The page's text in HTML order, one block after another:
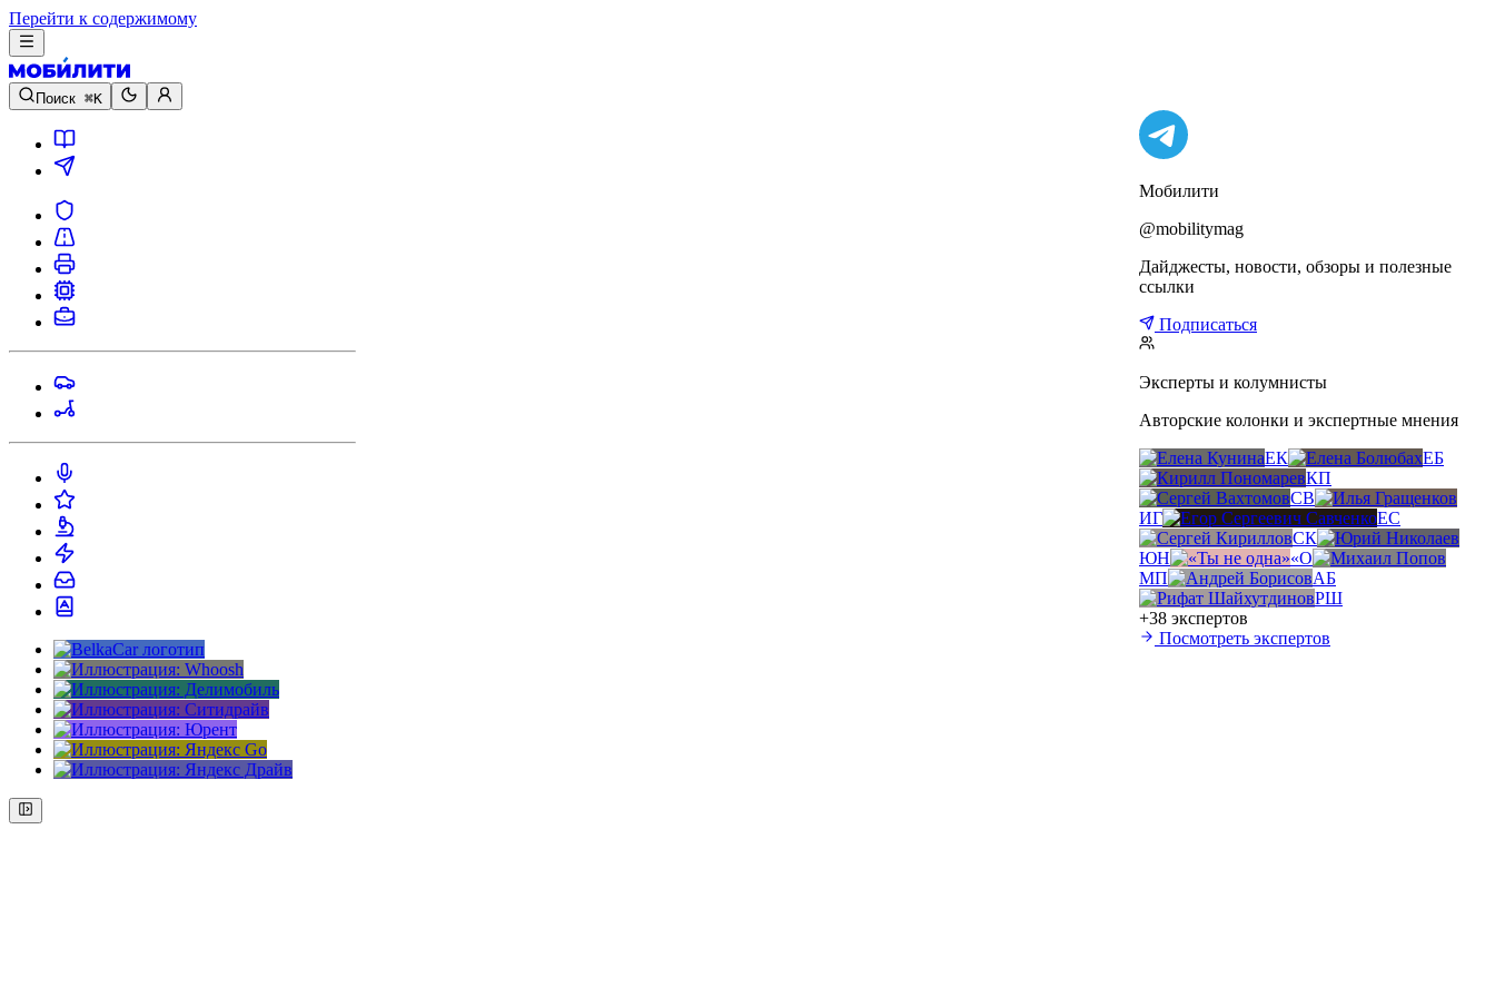
Перейти к содержимому
Поиск ⌘K
Мобилити
@mobilitymag
Дайджесты, новости, обзоры и полезные
ссылки
Подписаться
Эксперты и колумнисты
Авторские колонки и экспертные мнения
ЕК
ЕБ
КП
СВ
ИГ
ЕС
СК
ЮН
«О
МП
АБ
РШ
+38 экспертов
Посмотреть экспертов